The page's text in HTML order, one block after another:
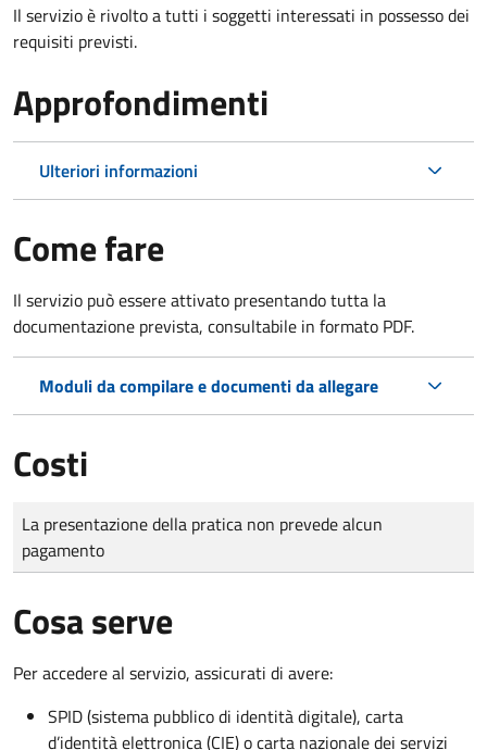
Il servizio è rivolto a tutti i soggetti interessati in possesso dei
requisiti previsti.
Approfondimenti
Ulteriori informazioni
Come fare
Il servizio può essere attivato presentando tutta la
documentazione prevista, consultabile in formato PDF.
Moduli da compilare e documenti da allegare
Costi
Tipo di pagamento
Importo
La presentazione della pratica non prevede alcun
pagamento
Cosa serve
Per accedere al servizio, assicurati di avere:
SPID (sistema pubblico di identità digitale), carta
d’identità elettronica (CIE) o carta nazionale dei servizi